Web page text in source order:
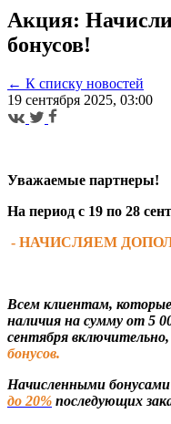
Акция:
бонусов!
← К списку новостей
19 сентября 2025, 03:00
Уважаемые партнеры!
На период с 19 по 28
- НАЧИСЛЯЕМ
Всем клиентам,
наличия на сумму от 5
сентября
бонусов.
Начисленными
до 20% последующих